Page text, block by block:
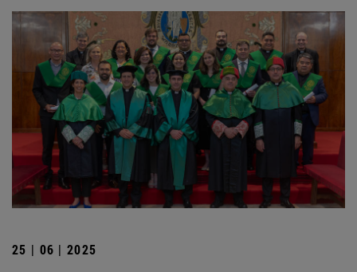
25 | 06 | 2025